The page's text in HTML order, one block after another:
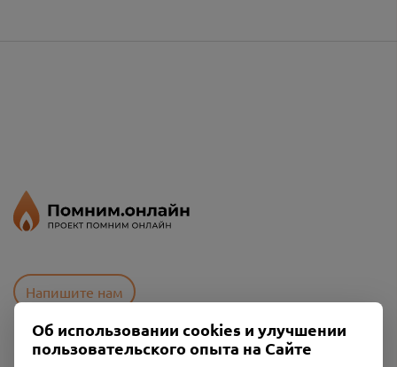
Напишите нам
Об использовании cookies и улучшении
пользовательского опыта на Сайте